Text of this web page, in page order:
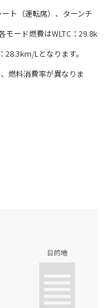
ト（運転席）、ターンチ
モード燃費はWLTC：29.8k
Lとなります。
燃料消費率が異なりま